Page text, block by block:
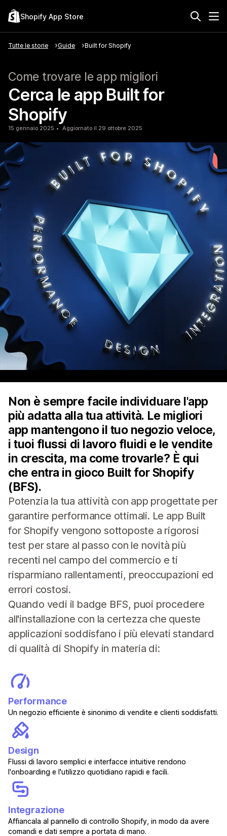
Shopify App Store
Tutte le storie Guide Built for Shopify
Come trovare le app migliori
Cerca le app Built for
Shopify
15 gennaio 2025 Aggiornato il 29 ottobre 2025
Non è sempre facile individuare l'app
più adatta alla tua attività. Le migliori
app mantengono il tuo negozio veloce,
i tuoi flussi di lavoro fluidi e le vendite
in crescita, ma come trovarle? È qui
che entra in gioco Built for Shopify
(BFS).
Potenzia la tua attività con app progettate per
garantire performance ottimali. Le app Built
for Shopify vengono sottoposte a rigorosi
test per stare al passo con le novità più
recenti nel campo del commercio e ti
risparmiano rallentamenti, preoccupazioni ed
errori costosi.
Quando vedi il badge BFS, puoi procedere
all'installazione con la certezza che queste
applicazioni soddisfano i più elevati standard
di qualità di Shopify in materia di:
Performance
Un negozio efficiente è sinonimo di vendite e clienti soddisfatti.
Design
Flussi di lavoro semplici e interfacce intuitive rendono
l'onboarding e l'utilizzo quotidiano rapidi e facili.
Integrazione
Affiancala al pannello di controllo Shopify, in modo da avere
comandi e dati sempre a portata di mano.